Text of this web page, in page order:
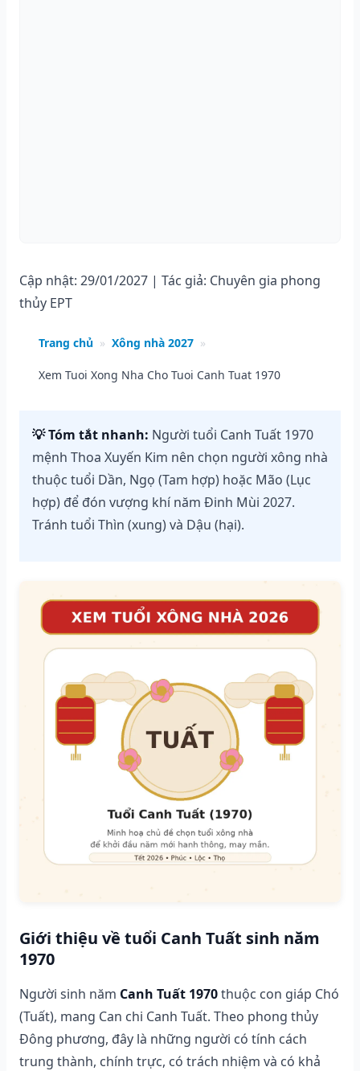
Cập nhật: 29/01/2027 | Tác giả: Chuyên gia phong
thủy EPT
Trang chủ » Xông nhà 2027 »
Xem Tuoi Xong Nha Cho Tuoi Canh Tuat 1970
💡 Tóm tắt nhanh: Người tuổi Canh Tuất 1970
mệnh Thoa Xuyến Kim nên chọn người xông nhà
thuộc tuổi Dần, Ngọ (Tam hợp) hoặc Mão (Lục
hợp) để đón vượng khí năm Đinh Mùi 2027.
Tránh tuổi Thìn (xung) và Dậu (hại).
Giới thiệu về tuổi Canh Tuất sinh năm
1970
Người sinh năm Canh Tuất 1970thuộc con giáp Chó
(Tuất), mang Can chi Canh Tuất. Theo phong thủy
Đông phương, đây là những người có tính cách
trung thành, chính trực, có trách nhiệm và có khả